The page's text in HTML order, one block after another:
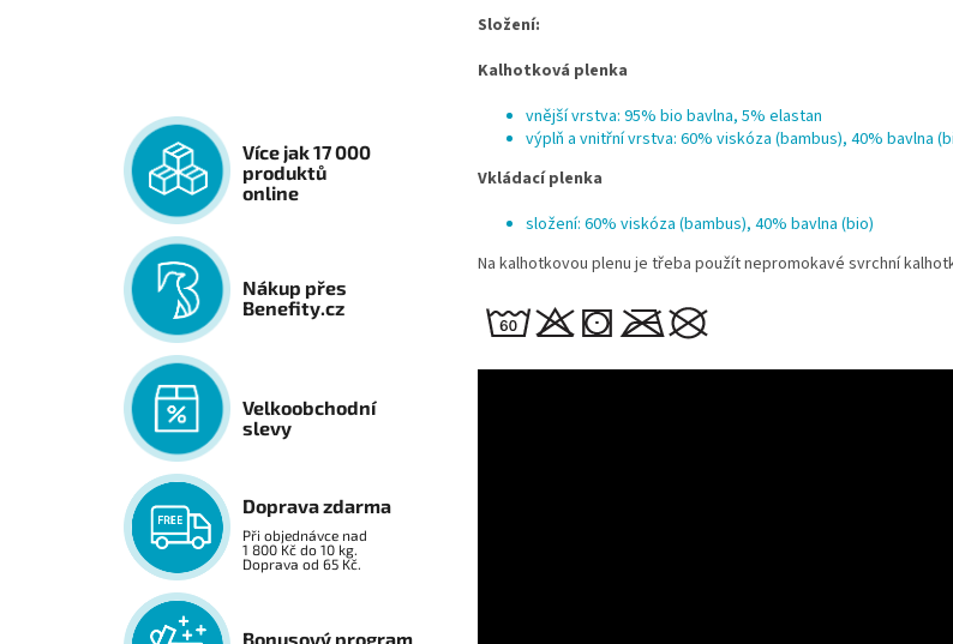
Více jak 17 000
produktů
online
Nákup přes
Benefity.cz
Velkoobchodní
slevy
Doprava zdarma
Při objednávce nad
1 800 Kč do 10 kg.
Doprava od 65 Kč.
Bonusový program
Složení:
Kalhotková plenka
vnější vrstva: 95% bio bavlna, 5% elastan
výplň a vnitřní vrstva: 60% viskóza (bambus), 40% bavlna
Vkládací plenka
složení: 60% viskóza (bambus), 40% bavlna (bio)
Na kalhotkovou plenu je třeba použít nepromokavé svrchní